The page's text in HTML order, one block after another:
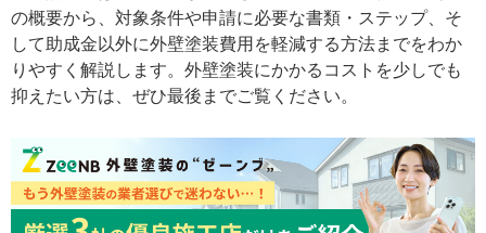
の概要から、対象条件や申請に必要な書類・ステップ、そ
して助成金以外に外壁塗装費用を軽減する方法までをわか
りやすく解説します。外壁塗装にかかるコストを少しでも
抑えたい方は、ぜひ最後までご覧ください。